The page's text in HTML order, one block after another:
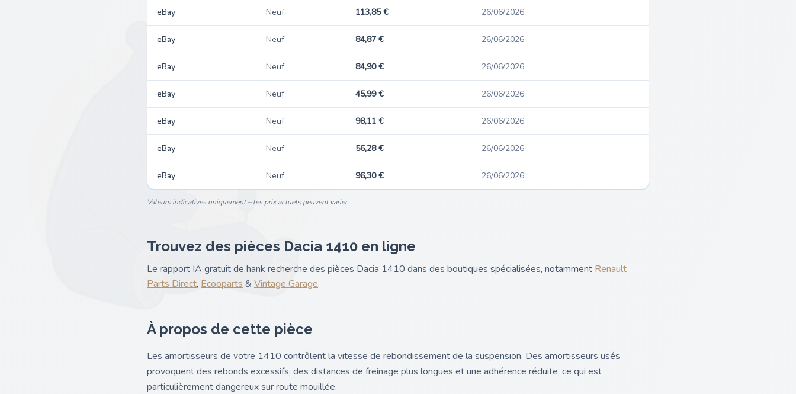
eBay Neuf 113,85 € 26/06/2026
eBay Neuf 84,87 € 26/06/2026
eBay Neuf 84,90 € 26/06/2026
eBay Neuf 45,99 € 26/06/2026
eBay Neuf 98,11 € 26/06/2026
eBay Neuf 56,28 € 26/06/2026
eBay Neuf 96,30 € 26/06/2026
Valeurs indicatives uniquement – les prix actuels peuvent varier.
Trouvez des pièces Dacia 1410 en ligne
Le rapport IA gratuit de hank recherche des pièces Dacia 1410 dans des boutiques spécialisées, notamment Renault
Parts Direct, Ecooparts & Vintage Garage.
À propos de cette pièce
Les amortisseurs de votre 1410 contrôlent la vitesse de rebondissement de la suspension. Des amortisseurs usés
provoquent des rebonds excessifs, des distances de freinage plus longues et une adhérence réduite, ce qui est
particulièrement dangereux sur route mouillée.